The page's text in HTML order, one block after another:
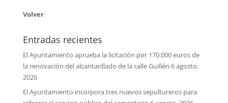
Volver
Entradas recientes
El Ayuntamiento aprueba la licitación por 170.000 euros de
la renovación del alcantarillado de la calle Guillén 6 agosto,
2026
El Ayuntamiento incorpora tres nuevos sepultureros para